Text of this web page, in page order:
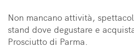
Non mancano attività,
stand dove degustare e
Prosciutto di Parma.